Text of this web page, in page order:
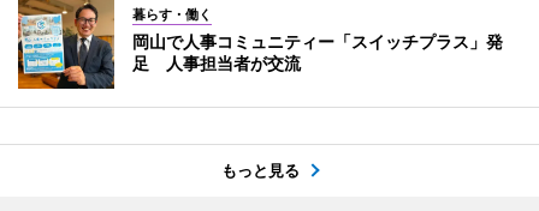
暮らす・働く
岡山で人事コミュニティー「スイッチプラス」発
足 人事担当者が交流
もっと見る